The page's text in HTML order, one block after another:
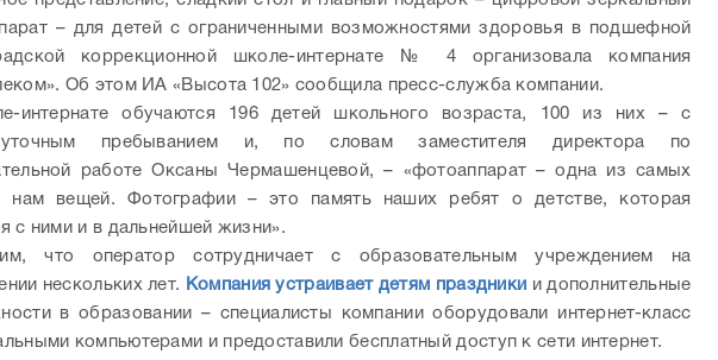
– для детей с ограниченными возможностями здоровья в подшефной
коррекционной школе-интернате № 4 организовала компания
Об этом ИА «Высота 102» сообщила пресс-служба компании.
интернате обучаются 196 детей школьного возраста, 100 из них – с
пребыванием и, по словам заместителя директора по
работе Оксаны Чермашенцевой, – «фотоаппарат – одна из самых
нам вещей. Фотографии – это память наших ребят о детстве, которая
с ними и в дальнейшей жизни».
что оператор сотрудничает с образовательным учреждением на
нескольких лет.
Компания устраивает детям праздники и дополнительные
в образовании – специалисты компании оборудовали интернет-класс
компьютерами и предоставили бесплатный доступ к сети интернет.